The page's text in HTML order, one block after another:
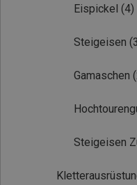
Eispickel (4)
Steigeisen
Gamaschen
Steigeisen